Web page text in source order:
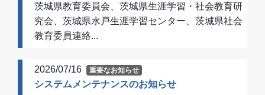
茨城県教育委員会、茨城県生涯学習・社会教育研
究会、茨城県水戸生涯学習センター、茨城県社会
教育委員連絡...
2026/07/16 重要なお知らせ
システムメンテナンスのお知らせ